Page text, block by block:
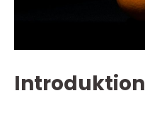
Introduktion